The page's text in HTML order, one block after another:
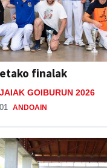
finalak
GOIBURUN 2026
ANDOAIN